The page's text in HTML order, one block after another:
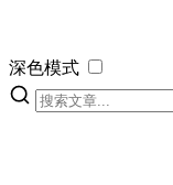
深色模式